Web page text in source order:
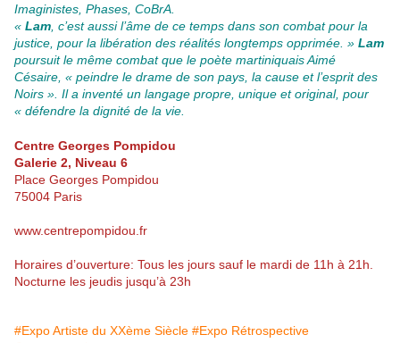
Imaginistes, Phases, CoBrA.
« Lam , c’est aussi l’âme de ce temps dans son combat pour la
justice, pour la libération des réalités longtemps opprimée . » Lam
poursuit le même combat que le poète martiniquais Aimé
Césaire, « peindre le drame de son pays, la cause et l’esprit des
Noirs ». Il a inventé un langage propre, unique et original, pour
« défendre la dignité de la vie.
Centre Georges Pompidou
Galerie 2, Niveau 6
Place Georges Pompidou
75004 Paris
www.centrepompidou.fr
Horaires d’ouverture: Tous les jours sauf le mardi de 11h à 21h.
Nocturne les jeudis jusqu’à 23h
#Expo Artiste du XXème Siècle #Expo Rétrospective